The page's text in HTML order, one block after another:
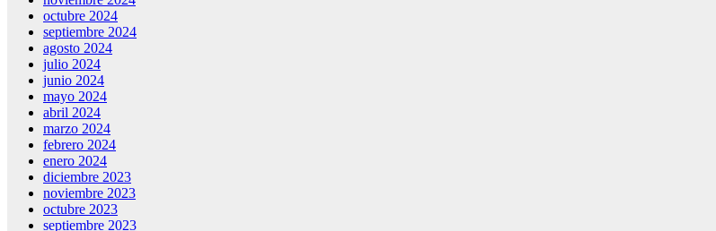
octubre 2024
septiembre 2024
agosto 2024
julio 2024
junio 2024
mayo 2024
abril 2024
marzo 2024
febrero 2024
enero 2024
diciembre 2023
noviembre 2023
octubre 2023
septiembre 2023